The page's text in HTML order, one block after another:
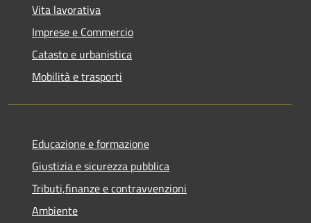
Vita lavorativa
Imprese e Commercio
Catasto e urbanistica
Mobilità e trasporti
Educazione e formazione
Giustizia e sicurezza pubblica
Tributi,finanze e contravvenzioni
Ambiente